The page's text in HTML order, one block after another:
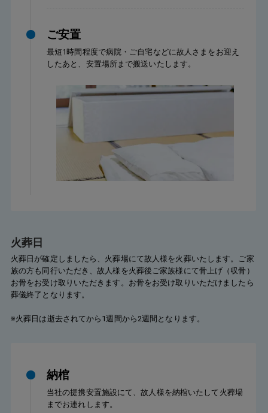
ご安置
最短1時間程度で病院・ご自宅などに故人さまをお迎え
したあと、安置場所まで搬送いたします。
火葬日
火葬日が確定しましたら、火葬場にて故人様を火葬いたします。ご家
族の方も同行いただき、故人様を火葬後ご家族様にて骨上げ（収骨）
お骨をお受け取りいただきます。お骨をお受け取りいただけましたら
葬儀終了となります。
※火葬日は逝去されてから1週間から2週間となります。
納棺
当社の提携安置施設にて、故人様を納棺いたして火葬場
までお連れします。